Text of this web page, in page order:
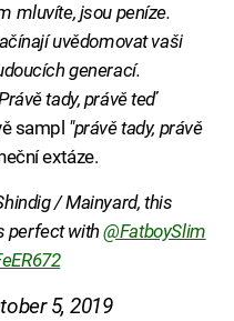
mluvíte, jsou peníze.
uvědomovat vaši
generací.
tady, právě teď
sampl "právě tady, právě
extáze.
/ Mainyard, this
perfect with@FatboySlim
5, 2019